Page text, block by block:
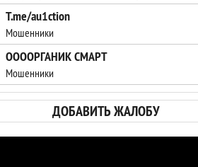
T.me/au1ction
Мошенники
ООООРГАНИК СМАРТ
Мошенники
ДОБАВИТЬ ЖАЛОБУ